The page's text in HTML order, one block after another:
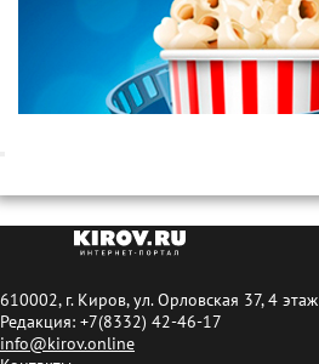
610002, г. Киров, ул. Орловская 37, 4 этаж
Редакция: +7(8332) 42-46-17
info@kirov.online